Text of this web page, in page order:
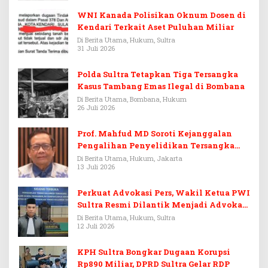
WNI Kanada Polisikan Oknum Dosen di
Kendari Terkait Aset Puluhan Miliar
Di Berita Utama, Hukum, Sultra
31 Juli 2026
Polda Sultra Tetapkan Tiga Tersangka
Kasus Tambang Emas Ilegal di Bombana
Di Berita Utama, Bombana, Hukum
26 Juli 2026
Prof. Mahfud MD Soroti Kejanggalan
Pengalihan Penyelidikan Tersangka
Febrie Adriansyah
Di Berita Utama, Hukum, Jakarta
13 Juli 2026
Perkuat Advokasi Pers, Wakil Ketua PWI
Sultra Resmi Dilantik Menjadi Advokat
PERADI
Di Berita Utama, Hukum, Sultra
12 Juli 2026
KPH Sultra Bongkar Dugaan Korupsi
Rp890 Miliar, DPRD Sultra Gelar RDP